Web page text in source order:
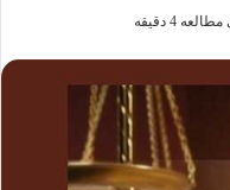
4 دقیقه